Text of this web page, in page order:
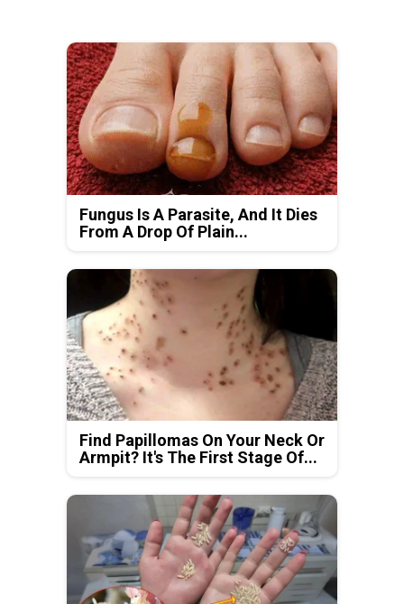
Fungus Is A Parasite, And It Dies
From A Drop Of Plain...
Find Papillomas On Your Neck Or
Armpit? It's The First Stage Of...